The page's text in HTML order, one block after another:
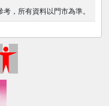
，所有資料以門市為準。